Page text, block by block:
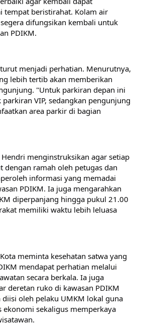
tempat beristirahat. Kolam air
difungsikan kembali untuk
PDIKM.
menjadi perhatian. Menurutnya,
lebih tertib akan memberikan
"Untuk parkiran depan ini
VIP, sedangkan pengunjung
area parkir di bagian
menginstruksikan agar setiap
dengan ramah oleh petugas dan
informasi yang memadai
PDIKM. Ia juga mengarahkan
diperpanjang hingga pukul 21.00
memiliki waktu lebih leluasa
meminta kesehatan satwa yang
mendapat perhatian melalui
secara berkala. Ia juga
deretan ruko di kawasan PDIKM
oleh pelaku UMKM lokal guna
sekaligus memperkaya